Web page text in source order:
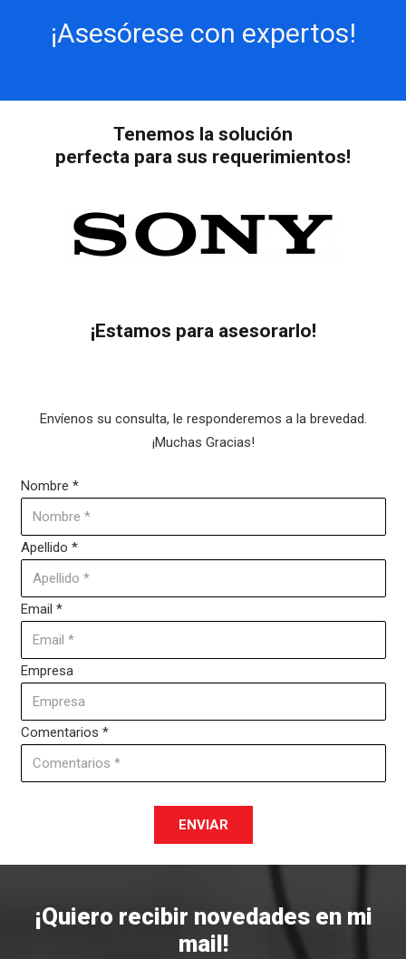
¡Asesórese con expertos!
Tenemos la solución
perfecta para sus requerimientos!
¡Estamos para asesorarlo!
Envíenos su consulta, le responderemos a la brevedad.
¡Muchas Gracias!
Nombre *
Apellido *
Email *
Empresa
Comentarios *
ENVIAR
¡Quiero recibir novedades en mi
mail!